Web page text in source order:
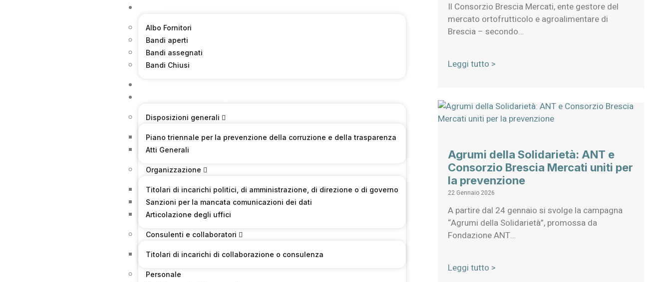
Albo Fornitori
Bandi aperti
Bandi assegnati
Bandi Chiusi
Disposizioni generali
Piano triennale per la prevenzione della corruzione e della trasparenza
Atti Generali
Organizzazione
Titolari di incarichi politici, di amministrazione, di direzione o di governo
Sanzioni per la mancata comunicazioni dei dati
Articolazione degli uffici
Consulenti e collaboratori
Titolari di incarichi di collaborazione o consulenza
Personale
Il Consorzio Brescia Mercati, ente gestore del
mercato ortofrutticolo e agroalimentare di
Brescia – secondo…
Leggi tutto >
Agrumi della Solidarietà: ANT e
Consorzio Brescia Mercati uniti per
la prevenzione
22 Gennaio 2026
A partire dal 24 gennaio si svolge la campagna
“Agrumi della Solidarietà”, promossa da
Fondazione ANT…
Leggi tutto >